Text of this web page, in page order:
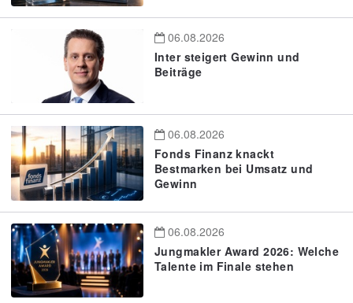
06.08.2026
Inter steigert Gewinn und
Beiträge
06.08.2026
Fonds Finanz knackt
Bestmarken bei Umsatz und
Gewinn
06.08.2026
Jungmakler Award 2026: Welche
Talente im Finale stehen